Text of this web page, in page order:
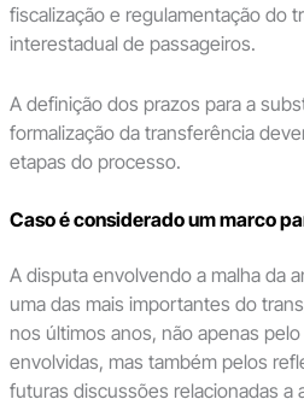
fiscalização e regulamentação do
interestadual de passageiros.
A definição dos prazos para a
formalização da transferência
etapas do processo.
Caso é considerado um marco
A disputa envolvendo a malha da
uma das mais importantes do
nos últimos anos, não apenas
envolvidas, mas também pelos
futuras discussões relacionadas a